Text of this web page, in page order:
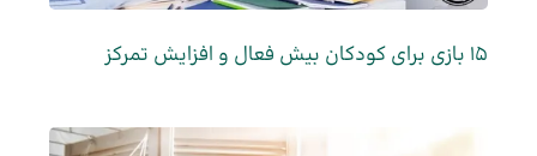
15 بازی برای کودکان بیش فعال و افزایش تمرکز